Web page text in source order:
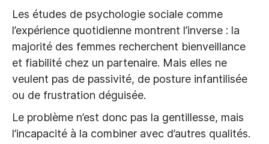
Les études de psychologie sociale comme
l’expérience quotidienne montrent l’inverse : la
majorité des femmes recherchent bienveillance
et fiabilité chez un partenaire. Mais elles ne
veulent pas de passivité, de posture infantilisée
ou de frustration déguisée.
Le problème n’est donc pas la gentillesse, mais
l’incapacité à la combiner avec d’autres qualités.